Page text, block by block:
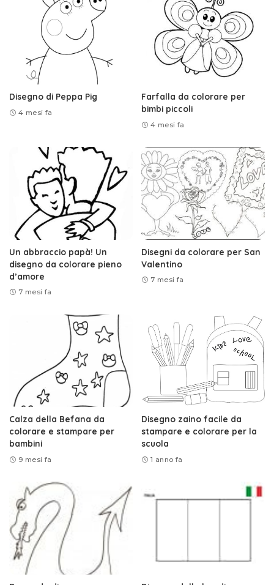
Disegno di Peppa Pig
4 mesi fa
Farfalla da colorare per
bimbi piccoli
4 mesi fa
Un abbraccio papà! Un
disegno da colorare pieno
d’amore
7 mesi fa
Disegni da colorare per San
Valentino
7 mesi fa
Calza della Befana da
colorare e stampare per
bambini
9 mesi fa
Disegno zaino facile da
stampare e colorare per la
scuola
1 anno fa